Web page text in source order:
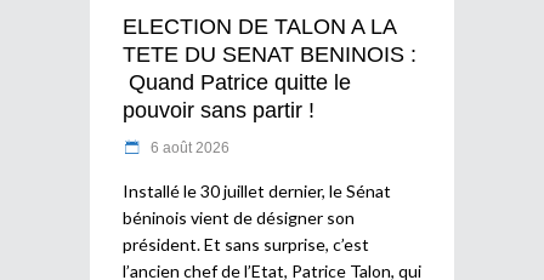
ELECTION DE TALON A LA
TETE DU SENAT BENINOIS :
Quand Patrice quitte le
pouvoir sans partir !
6 août 2026
Installé le 30 juillet dernier, le Sénat
béninois vient de désigner son
président. Et sans surprise, c’est
l’ancien chef de l’Etat, Patrice Talon, qui